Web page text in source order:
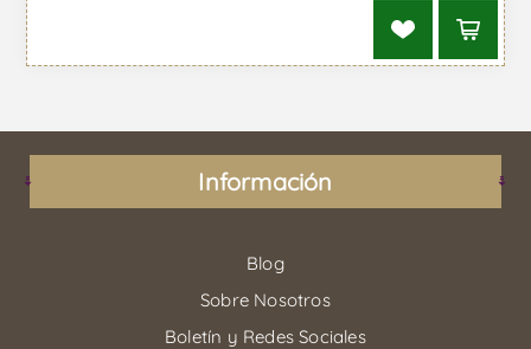
Información
Blog
Sobre Nosotros
Boletín y Redes Sociales